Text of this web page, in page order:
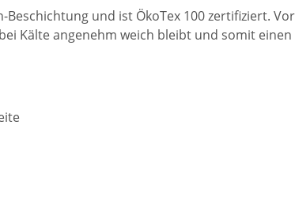
und ist ÖkoTex 100 zertifiziert.
Kälte angenehm weich bleibt und somit